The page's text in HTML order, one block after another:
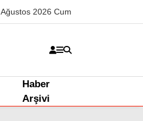
2026 Cum
Haber
Arşivi